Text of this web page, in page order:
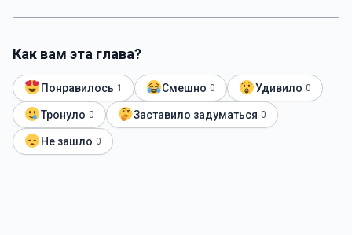
Как вам эта глава?
Понравилось 1 Смешно 0 Удивило 0
Тронуло 0 Заставило задуматься 0
Не зашло 0